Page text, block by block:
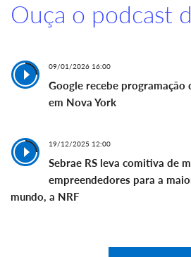
Ouça o podcast
09/01/2026 16:00
Google recebe programação
em Nova York
19/12/2025 12:00
Sebrae RS leva comitiva de
empreendedores para a
mundo, a NRF